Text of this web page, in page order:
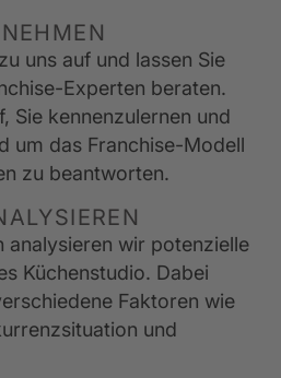
uns auf und lassen Sie
Experten beraten.
Sie kennenzulernen und
um das Franchise-Modell
zu beantworten.
analysieren wir potenzielle
Küchenstudio. Dabei
Faktoren wie
und